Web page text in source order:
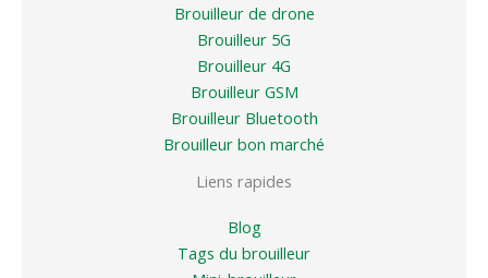
Brouilleur de drone
Brouilleur 5G
Brouilleur 4G
Brouilleur GSM
Brouilleur Bluetooth
Brouilleur bon marché
Liens rapides
Blog
Tags du brouilleur